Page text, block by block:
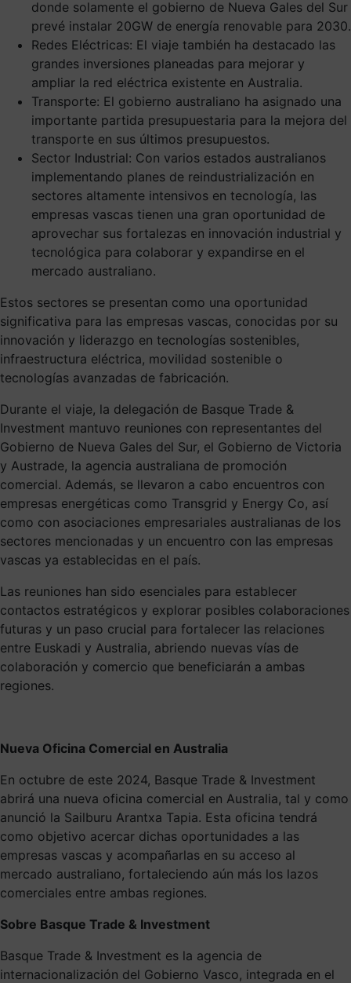
donde solamente el gobierno de Nueva Gales del Sur
prevé instalar 20GW de energía renovable para 2030.
Redes Eléctricas: El viaje también ha destacado las
grandes inversiones planeadas para mejorar y
ampliar la red eléctrica existente en Australia.
Transporte: El gobierno australiano ha asignado una
importante partida presupuestaria para la mejora del
transporte en sus últimos presupuestos.
Sector Industrial: Con varios estados australianos
implementando planes de reindustrialización en
sectores altamente intensivos en tecnología, las
empresas vascas tienen una gran oportunidad de
aprovechar sus fortalezas en innovación industrial y
tecnológica para colaborar y expandirse en el
mercado australiano.
Estos sectores se presentan como una oportunidad
significativa para las empresas vascas, conocidas por su
innovación y liderazgo en tecnologías sostenibles,
infraestructura eléctrica, movilidad sostenible o
tecnologías avanzadas de fabricación.
Durante el viaje, la delegación de Basque Trade &
Investment mantuvo reuniones con representantes del
Gobierno de Nueva Gales del Sur, el Gobierno de Victoria
y Austrade, la agencia australiana de promoción
comercial. Además, se llevaron a cabo encuentros con
empresas energéticas como Transgrid y Energy Co, así
como con asociaciones empresariales australianas de los
sectores mencionadas y un encuentro con las empresas
vascas ya establecidas en el país.
Las reuniones han sido esenciales para establecer
contactos estratégicos y explorar posibles colaboraciones
futuras y un paso crucial para fortalecer las relaciones
entre Euskadi y Australia, abriendo nuevas vías de
colaboración y comercio que beneficiarán a ambas
regiones.
Nueva Oficina Comercial en Australia
En octubre de este 2024, Basque Trade & Investment
abrirá una nueva oficina comercial en Australia, tal y como
anunció la Sailburu Arantxa Tapia. Esta oficina tendrá
como objetivo acercar dichas oportunidades a las
empresas vascas y acompañarlas en su acceso al
mercado australiano, fortaleciendo aún más los lazos
comerciales entre ambas regiones.
Sobre Basque Trade & Investment
Basque Trade & Investment es la agencia de
internacionalización del Gobierno Vasco, integrada en el